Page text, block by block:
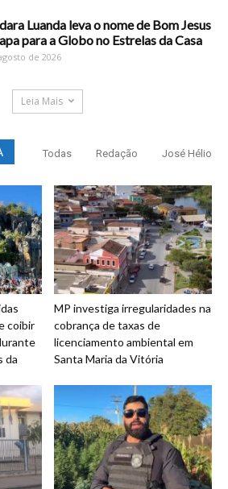
Luanda leva o nome de Bom Jesus
para a Globo no Estrelas da Casa
de 2026
Leia Mais
Todas Redação José Hélio
coibir
da
MP investiga irregularidades na
cobrança de taxas de
licenciamento ambiental em
Santa Maria da Vitória